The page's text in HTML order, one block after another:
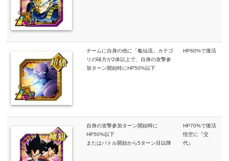
チームに自身の他に「亀仙流」カテゴ
リの味方が2体以上で、自身の攻撃参
加ターン開始時にHP50%以下
HP60%で復活
自身の攻撃参加ターン開始時に
HP50%以下
またはバトル開始から5ターン目以降
HP70%で復活
悟空に『交
代』